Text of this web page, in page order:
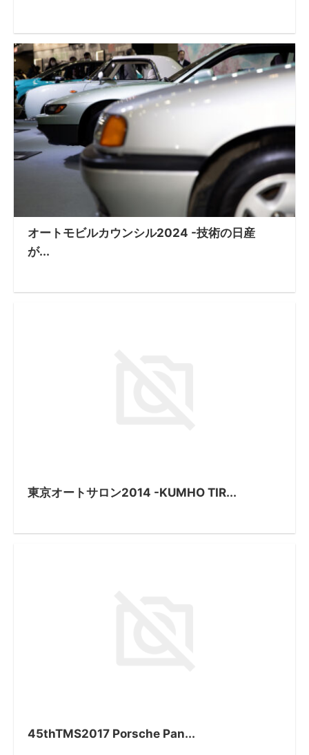
オートモビルカウンシル2024 -技術の日産
が...
東京オートサロン2014 -KUMHO TIR...
45thTMS2017 Porsche Pan...